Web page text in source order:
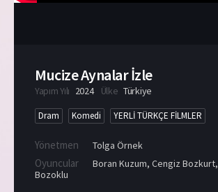
Mucize Aynalar İzle
Yapım Yılı 2024 Ülke Türkiye
Dram Komedi YERLİ TÜRKÇE FİLMLER
Yönetmen Tolga Örnek
Oyuncular Boran Kuzum, Cengiz Bozkurt,
Bozoklu